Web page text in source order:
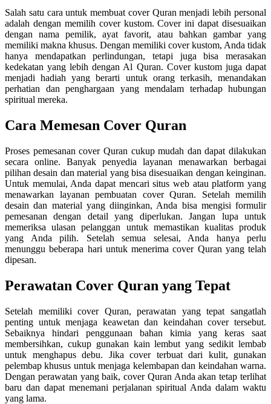
Salah satu cara untuk membuat cover Quran menjadi lebih personal
adalah dengan memilih cover kustom. Cover ini dapat disesuaikan
dengan nama pemilik, ayat favorit, atau bahkan gambar yang
memiliki makna khusus. Dengan memiliki cover kustom, Anda tidak
hanya mendapatkan perlindungan, tetapi juga bisa merasakan
kedekatan yang lebih dengan Al Quran. Cover kustom juga dapat
menjadi hadiah yang berarti untuk orang terkasih, menandakan
perhatian dan penghargaan yang mendalam terhadap hubungan
spiritual mereka.
Cara Memesan Cover Quran
Proses pemesanan cover Quran cukup mudah dan dapat dilakukan
secara online. Banyak penyedia layanan menawarkan berbagai
pilihan desain dan material yang bisa disesuaikan dengan keinginan.
Untuk memulai, Anda dapat mencari situs web atau platform yang
menawarkan layanan pembuatan cover Quran. Setelah memilih
desain dan material yang diinginkan, Anda bisa mengisi formulir
pemesanan dengan detail yang diperlukan. Jangan lupa untuk
memeriksa ulasan pelanggan untuk memastikan kualitas produk
yang Anda pilih. Setelah semua selesai, Anda hanya perlu
menunggu beberapa hari untuk menerima cover Quran yang telah
dipesan.
Perawatan Cover Quran yang Tepat
Setelah memiliki cover Quran, perawatan yang tepat sangatlah
penting untuk menjaga keawetan dan keindahan cover tersebut.
Sebaiknya hindari penggunaan bahan kimia yang keras saat
membersihkan, cukup gunakan kain lembut yang sedikit lembab
untuk menghapus debu. Jika cover terbuat dari kulit, gunakan
pelembap khusus untuk menjaga kelembapan dan keindahan warna.
Dengan perawatan yang baik, cover Quran Anda akan tetap terlihat
baru dan dapat menemani perjalanan spiritual Anda dalam waktu
yang lama.